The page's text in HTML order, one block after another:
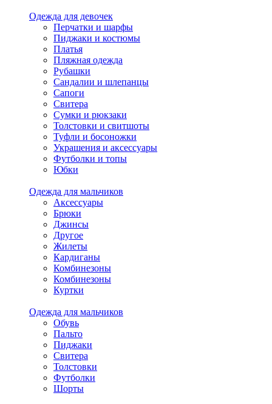
Одежда для девочек
Перчатки и шарфы
Пиджаки и костюмы
Платья
Пляжная одежда
Рубашки
Сандалии и шлепанцы
Сапоги
Свитера
Сумки и рюкзаки
Толстовки и свитшоты
Туфли и босоножки
Украшения и аксессуары
Футболки и топы
Юбки
Одежда для мальчиков
Аксессуары
Брюки
Джинсы
Другое
Жилеты
Кардиганы
Комбинезоны
Комбинезоны
Куртки
Одежда для мальчиков
Обувь
Пальто
Пиджаки
Свитера
Толстовки
Футболки
Шорты